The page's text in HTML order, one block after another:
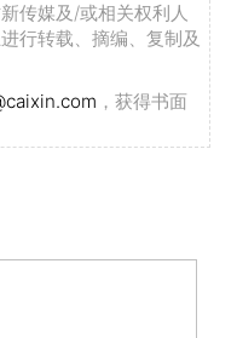
传媒及/或相关权利人
行转载、摘编、复制及
，获得书面